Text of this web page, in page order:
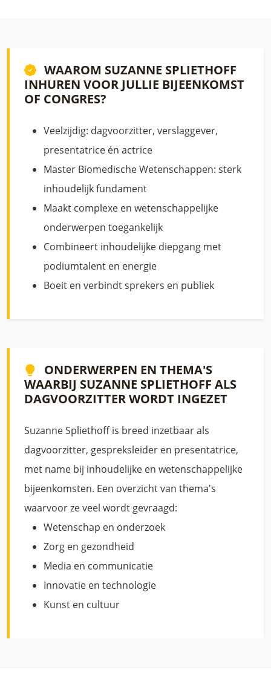
WAAROM SUZANNE SPLIETHOFF
INHUREN VOOR JULLIE BIJEENKOMST
OF CONGRES?
Veelzijdig: dagvoorzitter, verslaggever,
presentatrice én actrice
Master Biomedische Wetenschappen: sterk
inhoudelijk fundament
Maakt complexe en wetenschappelijke
onderwerpen toegankelijk
Combineert inhoudelijke diepgang met
podiumtalent en energie
Boeit en verbindt sprekers en publiek
ONDERWERPEN EN THEMA'S
WAARBIJ SUZANNE SPLIETHOFF ALS
DAGVOORZITTER WORDT INGEZET
Suzanne Spliethoff is breed inzetbaar als
dagvoorzitter, gespreksleider en presentatrice,
met name bij inhoudelijke en wetenschappelijke
bijeenkomsten. Een overzicht van thema's
waarvoor ze veel wordt gevraagd:
Wetenschap en onderzoek
Zorg en gezondheid
Media en communicatie
Innovatie en technologie
Kunst en cultuur